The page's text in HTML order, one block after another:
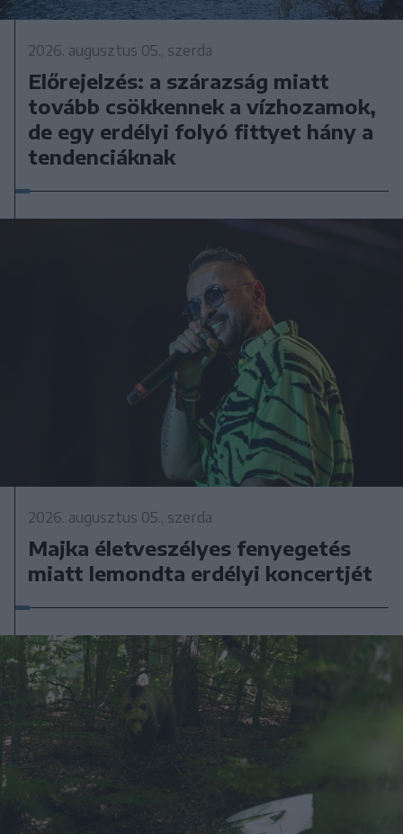
2026. augusztus 05., szerda
Előrejelzés: a szárazság miatt
tovább csökkennek a vízhozamok,
de egy erdélyi folyó fittyet hány a
tendenciáknak
2026. augusztus 05., szerda
Majka életveszélyes fenyegetés
miatt lemondta erdélyi koncertjét